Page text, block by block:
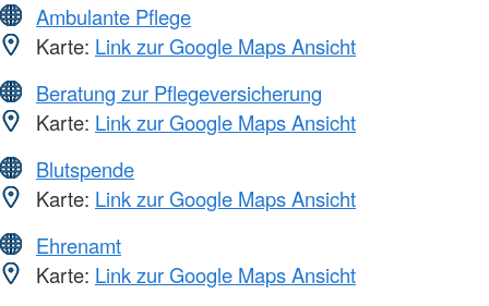
Ambulante Pflege
Karte: Link zur Google Maps Ansicht
Beratung zur Pflegeversicherung
Karte: Link zur Google Maps Ansicht
Blutspende
Karte: Link zur Google Maps Ansicht
Ehrenamt
Karte: Link zur Google Maps Ansicht